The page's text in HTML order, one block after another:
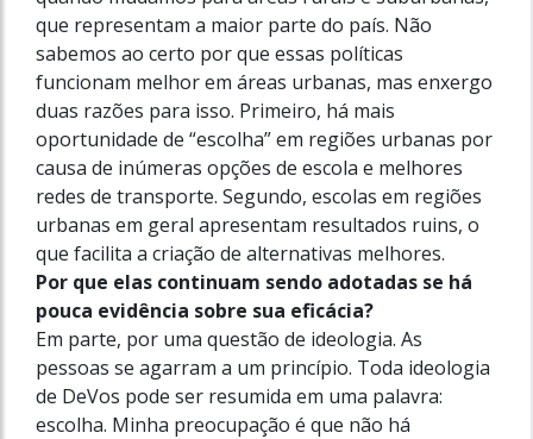
que representam a maior parte do país. Não
sabemos ao certo por que essas políticas
funcionam melhor em áreas urbanas, mas enxergo
duas razões para isso. Primeiro, há mais
oportunidade de “escolha” em regiões urbanas por
causa de inúmeras opções de escola e melhores
redes de transporte. Segundo, escolas em regiões
urbanas em geral apresentam resultados ruins, o
que facilita a criação de alternativas melhores.
Por que elas continuam sendo adotadas se há
pouca evidência sobre sua eficácia?
Em parte, por uma questão de ideologia. As
pessoas se agarram a um princípio. Toda ideologia
de DeVos pode ser resumida em uma palavra:
escolha. Minha preocupação é que não há